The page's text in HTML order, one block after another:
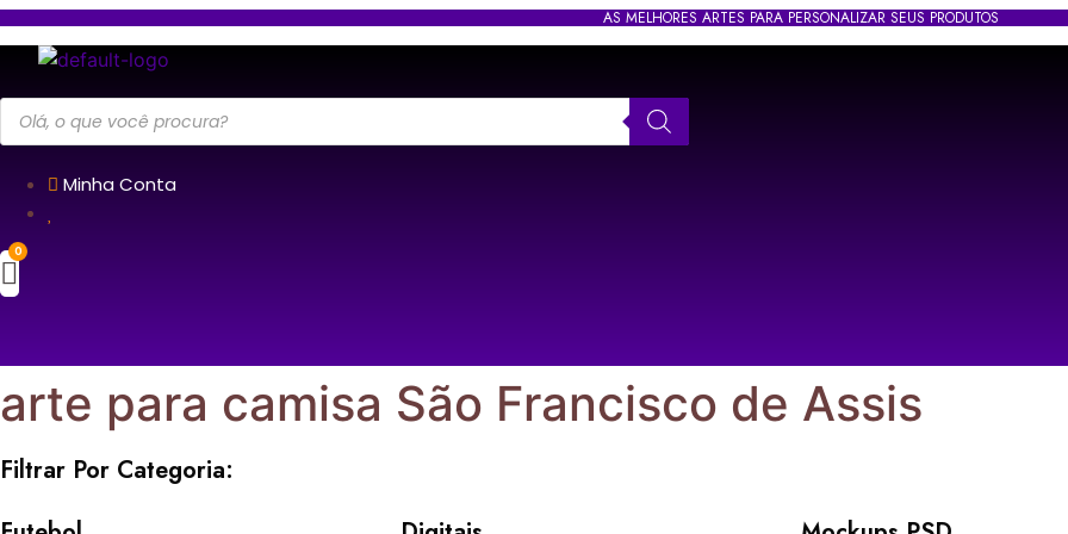
AS MELHORES ARTES PARA PERSONALIZAR SEUS PRODUTOS
Pesquisar
produtos
Minha Conta
arte para camisa São Francisco de Assis
Filtrar Por Categoria: